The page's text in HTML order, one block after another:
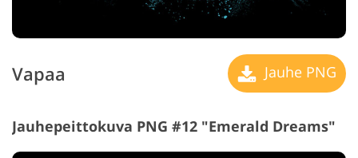
Vapaa Jauhe PNG
Jauhepeittokuva PNG #12 "Emerald Dreams"